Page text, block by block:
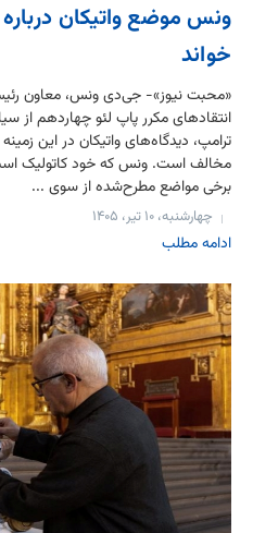
ونس موضع واتیکان
خواند
«محبت نیوز»- جی‌دی ونس، معاون
انتقادهای مکرر پاپ لئو چهاردهم از
ترامپ، دیدگاه‌های واتیکان در این
مخالف است. ونس که خود کاتولیک
برخی مواضع مطرح‌شده از سوی ...
چهارشنبه، ۱۰ تیر، ۱۴۰۵
ادامه مطلب